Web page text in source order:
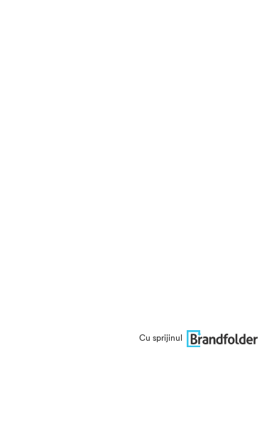
Cu sprijinul